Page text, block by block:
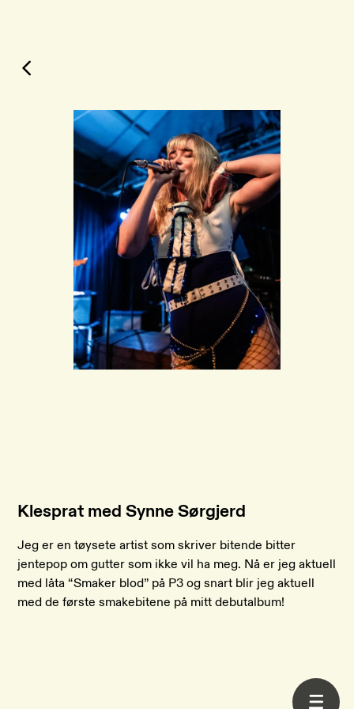
Klesprat med Synne Sørgjerd
Jeg er en tøysete artist som skriver bitende bitter
jentepop om gutter som ikke vil ha meg. Nå er jeg aktuell
med låta “Smaker blod” på P3 og snart blir jeg aktuell
med de første smakebitene på mitt debutalbum!